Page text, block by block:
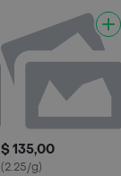
$ 135,00
(2.25/g)